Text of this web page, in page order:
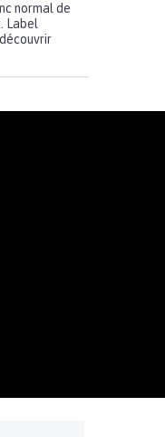
normal de
Label